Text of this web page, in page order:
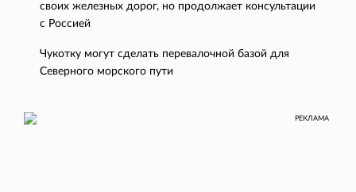
своих железных дорог, но продолжает консультации
с Россией
Чукотку могут сделать перевалочной базой для
Северного морского пути
РЕКЛАМА